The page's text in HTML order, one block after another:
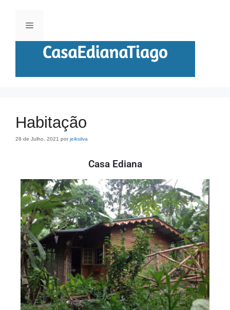
Habitação
28 de Julho, 2021 por jeiksilva
Casa Ediana